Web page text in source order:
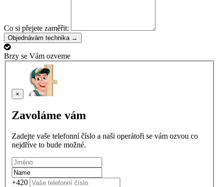
Co si přejete zaměřit:
Objednávám technika →
Brzy se Vám ozveme
×
Zavoláme vám
Zadejte vaše telefonní číslo a naši operátoři se vám ozvou co
nejdříve to bude možné.
+420